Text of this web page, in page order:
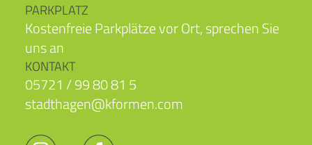
PARKPLATZ
Kostenfreie Parkplätze vor Ort, sprechen Sie
uns an
KONTAKT
05721 / 99 80 81 5
stadthagen@kformen.com